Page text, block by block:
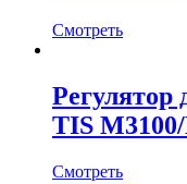
Смотреть
Регулятор
TIS
Смотреть